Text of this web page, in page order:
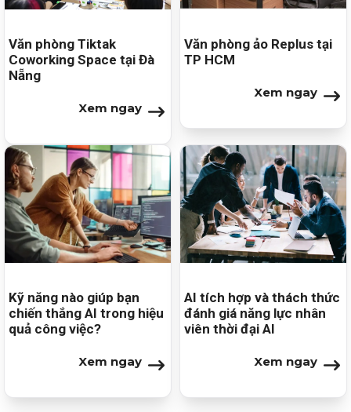
Văn phòng Tiktak
Coworking Space tại Đà
Nẵng
Xem ngay
Văn phòng ảo Replus tại
TP HCM
Xem ngay
Kỹ năng nào giúp bạn
chiến thắng AI trong hiệu
quả công việc?
Xem ngay
AI tích hợp và thách thức
đánh giá năng lực nhân
viên thời đại AI
Xem ngay